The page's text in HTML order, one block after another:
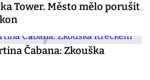
Tower. Město mělo porušit
Čabana: Zkouška